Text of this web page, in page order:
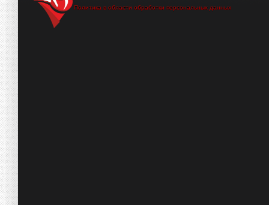
Политика в области обработки персональных данных